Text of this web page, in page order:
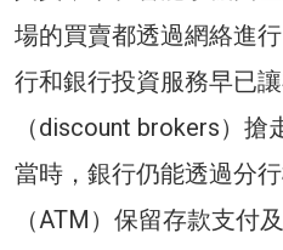
場的買賣都透過網絡進
行和銀行投資服務早已
（discount brokers）搶
當時，銀行仍能透過分
（ATM）保留存款支付